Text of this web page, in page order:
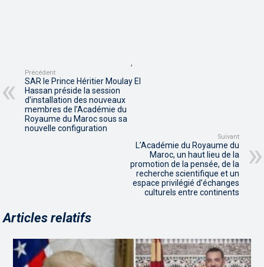
,
Précédent
SAR le Prince Héritier Moulay El
Hassan préside la session
d’installation des nouveaux
membres de l’Académie du
Royaume du Maroc sous sa
nouvelle configuration
Suivant
L’Académie du Royaume du
Maroc, un haut lieu de la
promotion de la pensée, de la
recherche scientifique et un
espace privilégié d’échanges
culturels entre continents
Articles relatifs